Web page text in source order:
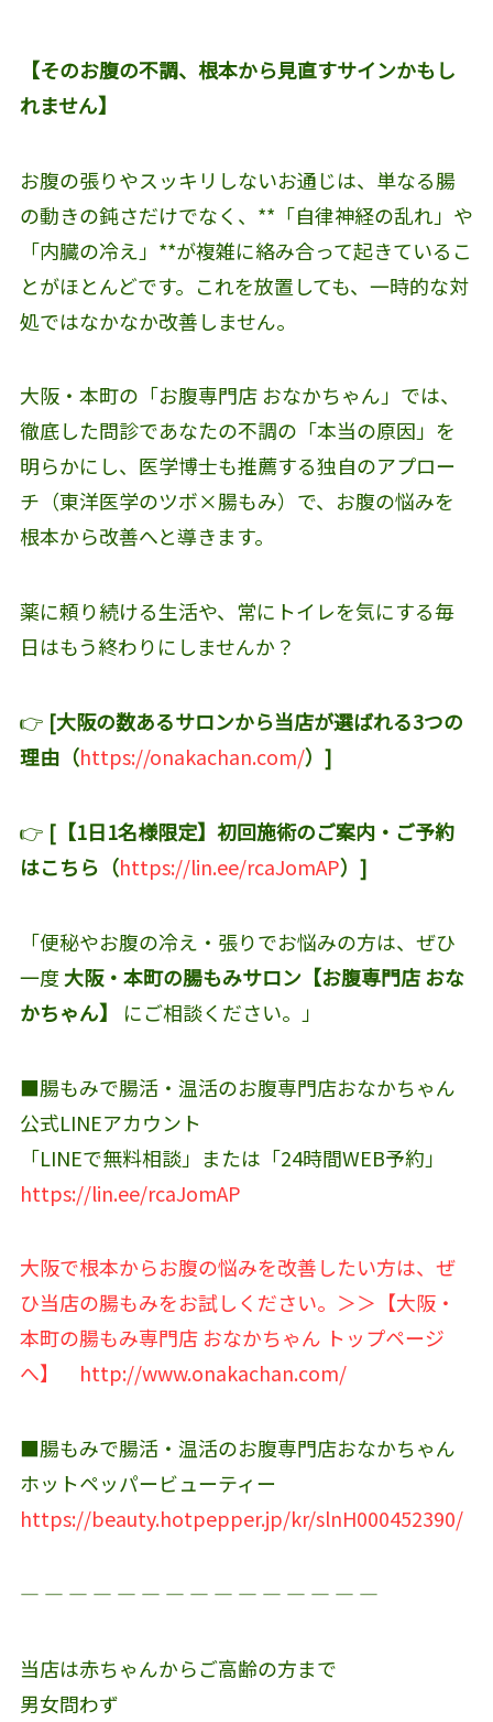
【そのお腹の不調、根本から見直すサインかもし
れません】
お腹の張りやスッキリしないお通じは、単なる腸
の動きの鈍さだけでなく、**「自律神経の乱れ」や
「内臓の冷え」**が複雑に絡み合って起きているこ
とがほとんどです。これを放置しても、一時的な対
処ではなかなか改善しません。
大阪・本町の「お腹専門店 おなかちゃん」では、
徹底した問診であなたの不調の「本当の原因」を
明らかにし、医学博士も推薦する独自のアプロー
チ（東洋医学のツボ×腸もみ）で、お腹の悩みを
根本から改善へと導きます。
薬に頼り続ける生活や、常にトイレを気にする毎
日はもう終わりにしませんか？
👉 [大阪の数あるサロンから当店が選ばれる3つの
理由（https://onakachan.com/）]
👉 [【1日1名様限定】初回施術のご案内・ご予約
はこちら（https://lin.ee/rcaJomAP）]
「便秘やお腹の冷え・張りでお悩みの方は、ぜひ
一度 大阪・本町の腸もみサロン【お腹専門店 おな
かちゃん】
にご相談ください。」
■腸もみで腸活・温活のお腹専門店おなかちゃん
公式LINEアカウント‬
「LINEで無料相談」または「24時間WEB予約」
https://lin.ee/rcaJomAP
大阪で根本からお腹の悩みを改善したい方は、ぜ
ひ当店の腸もみをお試しください。＞＞【大阪・
本町の腸もみ専門店 おなかちゃん トップページ
へ】
http://www.onakachan.com/
■腸もみで腸活・温活のお腹専門店おなかちゃん
ホットペッパービューティー
https://beauty.hotpepper.jp/kr/slnH000452390/
― ― ― ― ― ― ― ― ― ― ― ― ― ― ―
当店は赤ちゃんからご高齢の方まで
男女問わず